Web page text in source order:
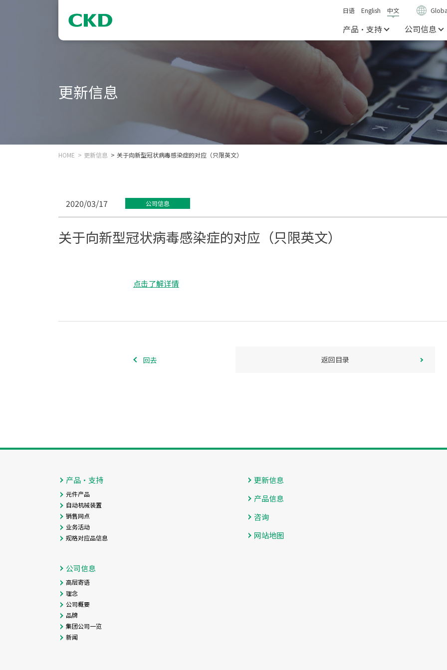
日语 English 中文
产品・支持 公司信息
更新信息
HOME 更新信息 关于向新型冠状病毒感染症的对应（只限英文）
2020/03/17 公司信息
关于向新型冠状病毒感染症的对应（只限英文）
点击了解详情
回去 返回目录
产品・支持
元件产品
自动机械装置
销售网点
业务活动
规格对应品信息
公司信息
高层寄语
理念
公司概要
品牌
集团公司一览
新闻
更新信息
产品信息
咨询
网站地图